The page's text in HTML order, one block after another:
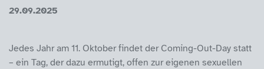
29.09.2025
Jedes Jahr am 11. Oktober findet der Coming-Out-Day statt
– ein Tag, der dazu ermutigt, offen zur eigenen sexuellen